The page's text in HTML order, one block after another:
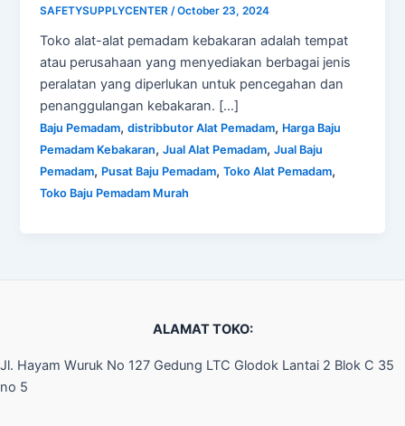
SAFETYSUPPLYCENTER/October 23, 2024
Toko alat-alat pemadam kebakaran adalah tempat
atau perusahaan yang menyediakan berbagai jenis
peralatan yang diperlukan untuk pencegahan dan
penanggulangan kebakaran. […]
Baju Pemadam,distribbutor Alat Pemadam, Harga Baju
Pemadam Kebakaran,Jual Alat Pemadam,Jual Baju
Pemadam, Pusat Baju Pemadam,Toko Alat Pemadam,
Toko Baju Pemadam Murah
ALAMAT TOKO:
Jl. Hayam Wuruk No 127 Gedung LTC Glodok Lantai 2 Blok C 35
no 5